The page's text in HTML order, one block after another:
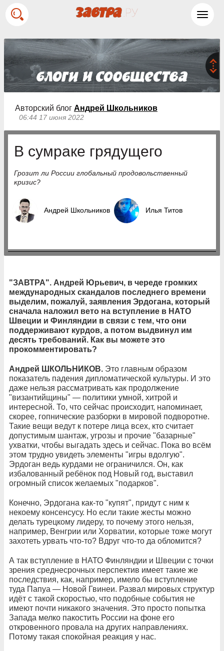
Авторский блог Андрей Школьников
06:44 17 июня 2022
В сумраке грядущего
Грозит ли России глобальный продовольственный
кризис?
Андрей Школьников Илья Титов
"ЗАВТРА". Андрей Юрьевич, в череде громких
международных скандалов последнего времени
выделим, пожалуй, заявления Эрдогана, который
сначала наложил вето на вступление в НАТО
Швеции и Финляндии в связи с тем, что они
поддерживают курдов, а потом выдвинул им
десять требований. Как вы можете это
прокомментировать?
Андрей ШКОЛЬНИКОВ. Это главным образом
показатель падения дипломатической культуры. И это
даже нельзя рассматривать как продолжение
"византийщины" — политики умной, хитрой и
интересной. То, что сейчас происходит, напоминает,
скорее, гопнические разборки в мировой подворотне.
Такие вещи ведут к потере лица всех, кто считает
допустимым шантаж, угрозы и прочие "базарные"
ухватки, чтобы выгадать здесь и сейчас. Пока во всём
этом трудно увидеть элементы "игры вдолгую".
Эрдоган ведь курдами не ограничился. Он, как
избалованный ребёнок под Новый год, выставил
огромный список желаемых "подарков".
Конечно, Эрдогана как-то "купят", придут с ним к
некоему консенсусу. Но если такие жесты можно
делать турецкому лидеру, то почему этого нельзя,
например, Венгрии или Хорватии, которые тоже могут
захотеть урвать что-то? Вдруг что-то да обломится?
А так вступление в НАТО Финляндии и Швеции с точки
зрения среднесрочных перспектив имеет такие же
последствия, как, например, имело бы вступление
туда Папуа — Новой Гвинеи. Развал мировых структур
идёт с такой скоростью, что подобные события не
имеют почти никакого значения. Это просто попытка
Запада мелко пакостить России на фоне его
откровенного провала на других направлениях.
Потому такая спокойная реакция у нас.